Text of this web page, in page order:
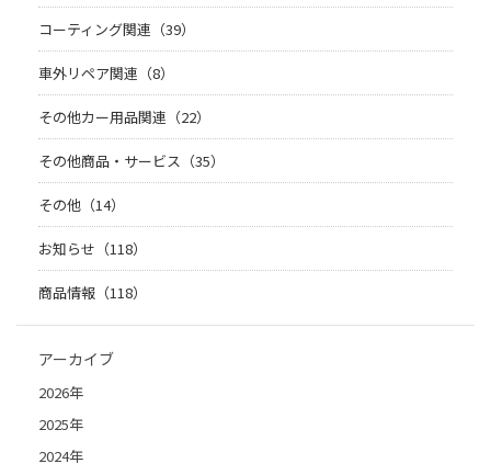
コーティング関連（39）
車外リペア関連（8）
その他カー用品関連（22）
その他商品・サービス（35）
その他（14）
お知らせ（118）
商品情報（118）
アーカイブ
2026年
2025年
2024年